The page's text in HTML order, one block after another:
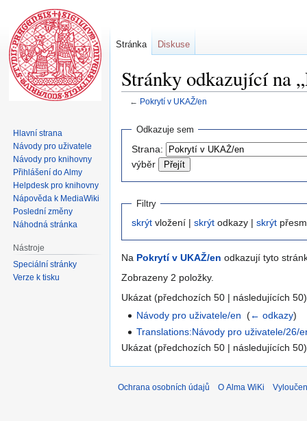
Stránky odkazující na
← Pokrytí v UKAŽ/en
Skočit
navigaci
Skočit
vyhledávání
Odkazuje sem
Strana:
výběr
Filtry
skrýt vložení | skrýt odkazy | skrýt
Na Pokrytí v UKAŽ/en odkazují tyto
Zobrazeny 2 položky.
Ukázat (předchozích 50 | následujících
Návody pro uživatele/en ‎(← odkazy)
Translations:Návody pro uživatele/26/
Ukázat (předchozích 50 | následujících
Stránka Diskuse
Hlavní strana
Návody pro uživatele
Návody pro knihovny
Přihlášení do Almy
Helpdesk pro knihovny
Nápověda k MediaWiki
Poslední změny
Náhodná stránka
Nástroje
Speciální stránky
Verze k tisku
Ochrana osobních údajů O Alma WiKi